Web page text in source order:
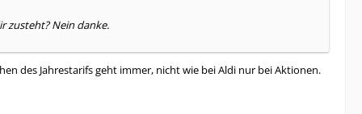
zusteht? Nein danke.
des Jahrestarifs geht immer, nicht wie bei Aldi nur bei Aktionen.